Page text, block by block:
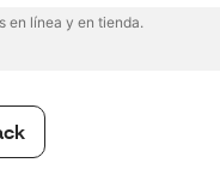
en línea y en tienda.